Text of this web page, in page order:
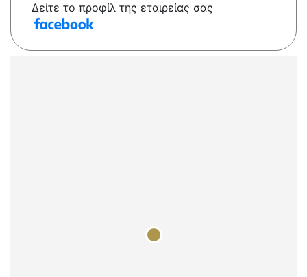
Δείτε το προφίλ της εταιρείας σας